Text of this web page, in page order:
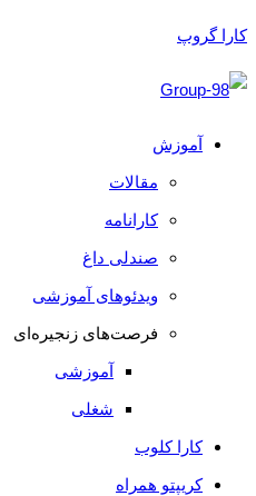
کارا گروپ
آموزش
مقالات
کارانامه
صندلی داغ
ویدئوهای آموزشی
فرصت‌های زنجیره‌ای
آموزشی
شغلی
کارا کلوب
کریپتو همراه